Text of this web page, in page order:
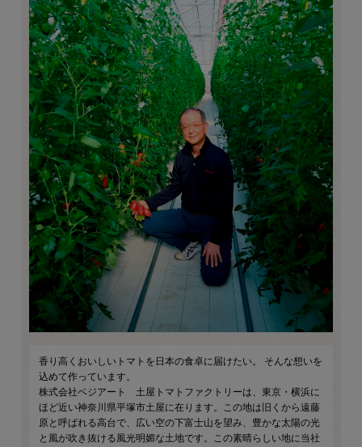
香り高くおいしいトマトを日本の食卓に届けたい。 そんな想いを
込めて作っています。
株式会社ベジアート 土屋トマトファクトリーは、東京・横浜に
ほど近い神奈川県平塚市土屋に在ります。この地は旧くから遠藤
原と呼ばれる高台で、広い空の下富士山を望み、豊かな太陽の光
と風が吹き抜ける風光明媚な土地です。この素晴らしい地に当社